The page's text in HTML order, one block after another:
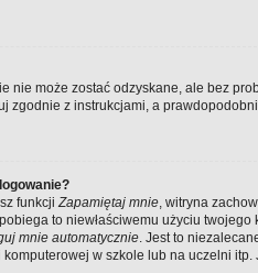
nie może zostać odzyskane, ale bez
zgodnie z instrukcjami, a
funkcji Zapamiętaj mnie , witryna
to niewłaściwemu użyciu
mnie automatycznie . Jest to
w szkole lub na uczelni itp.